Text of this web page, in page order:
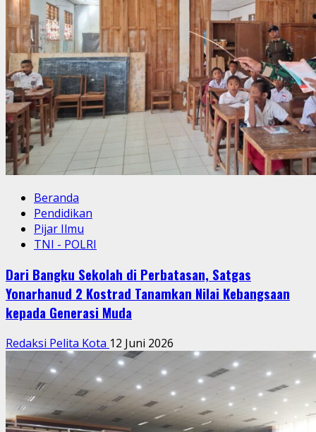
Beranda
Pendidikan
Pijar Ilmu
TNI - POLRI
Dari Bangku Sekolah di Perbatasan, Satgas
Yonarhanud 2 Kostrad Tanamkan Nilai Kebangsaan
kepada Generasi Muda
Redaksi Pelita Kota 12 Juni 2026